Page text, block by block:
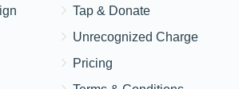
Tap & Donate
Unrecognized Charge
Pricing